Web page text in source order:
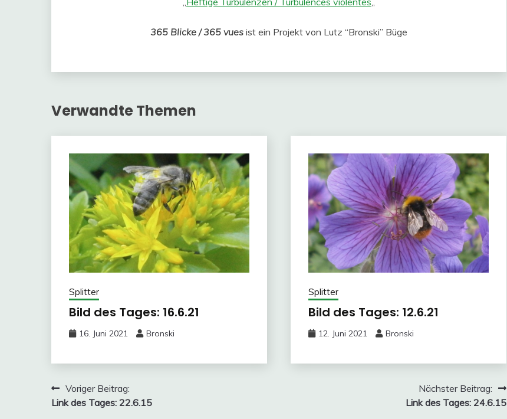
365 Blicke / 365 vuesist ein Projekt von Lutz “Bronski” Büge
Verwandte Themen
Splitter
Bild des Tages: 16.6.21
16. Juni 2021 Bronski
Splitter
Bild des Tages: 12.6.21
12. Juni 2021 Bronski
Beitragsnavigation
Voriger Beitrag:
Link des Tages: 22.6.15
Nächster Beitrag:
Link des Tages: 24.6.15